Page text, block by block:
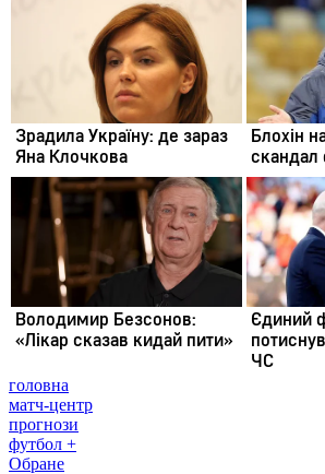
головна
матч-центр
прогнози
футбол +
Обране